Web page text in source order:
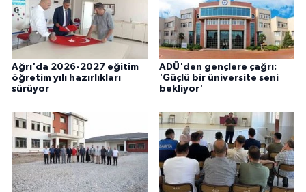
Ağrı'da 2026-2027 eğitim
öğretim yılı hazırlıkları
sürüyor
ADÜ'den gençlere çağrı:
'Güçlü bir üniversite seni
bekliyor'